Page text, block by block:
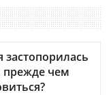
прежде чем